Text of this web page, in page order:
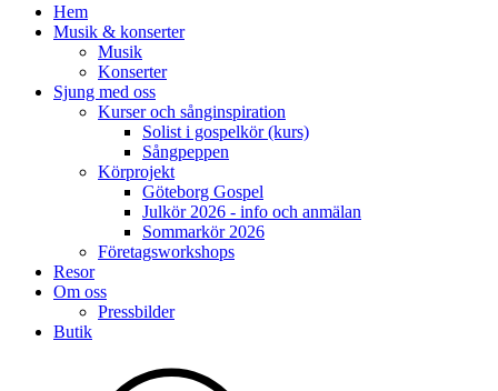
Hem
Musik & konserter
Musik
Konserter
Sjung med oss
Kurser och sånginspiration
Solist i gospelkör (kurs)
Sångpeppen
Körprojekt
Göteborg Gospel
Julkör 2026 - info och anmälan
Sommarkör 2026
Företagsworkshops
Resor
Om oss
Pressbilder
Butik